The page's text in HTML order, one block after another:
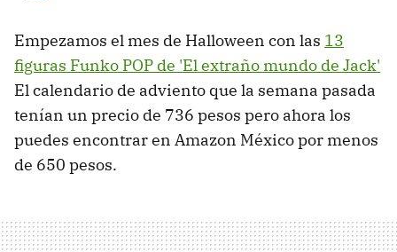
Empezamos el mes de Halloween con las 13
figuras Funko POP de 'El extraño mundo de Jack'
El calendario de adviento que la semana pasada
tenían un precio de 736 pesos pero ahora los
puedes encontrar en Amazon México por menos
de 650 pesos.